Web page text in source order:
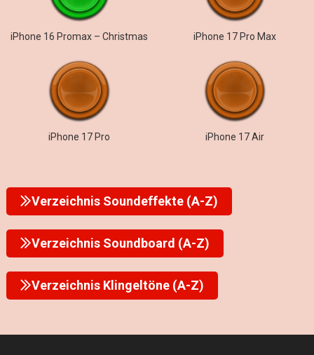
iPhone 16 Promax – Christmas iPhone 17 Pro Max
iPhone 17 Pro iPhone 17 Air
Verzeichnis Soundeffekte (A-Z)
Verzeichnis Soundboard (A-Z)
Verzeichnis Klingeltöne (A-Z)